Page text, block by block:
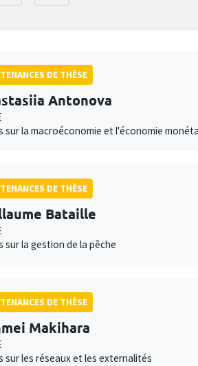
DE THÈSE
Antonova
sur la macroéconomie et l'économie
DE THÈSE
Bataille
sur la gestion de la pêche
DE THÈSE
Makihara
sur les réseaux et les externalités